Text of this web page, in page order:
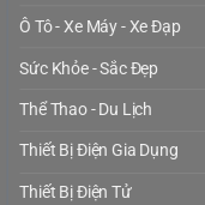
Ô Tô - Xe Máy - Xe Đạp
Sức Khỏe - Sắc Đẹp
Thể Thao - Du Lịch
Thiết Bị Điện Gia Dụng
Thiết Bị Điện Tử